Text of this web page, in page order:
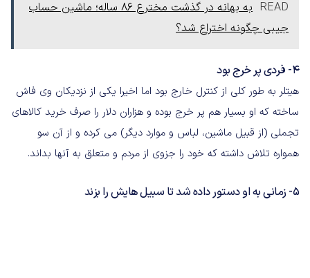
READ
به بهانه در گذشت مخترع ۸۶ ساله‌؛ ماشین حساب
جیبی چگونه اختراع شد؟
4- فردی پر خرج بود
هیتلر به طور کلی از کنترل خارج بود اما اخیرا یکی از نزدیکان وی فاش
ساخته که او بسیار هم پر خرج بوده و هزاران دلار را صرف خرید کالاهای
تجملی (از قبیل ماشین، لباس و موارد دیگر) می کرده و از آن سو
همواره تلاش داشته که خود را جزوی از مردم و متعلق به آنها بداند.
5- زمانی به او دستور داده شد تا سبیل هایش را بزند